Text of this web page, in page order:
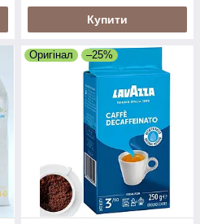
Купити
Оригінал –25%